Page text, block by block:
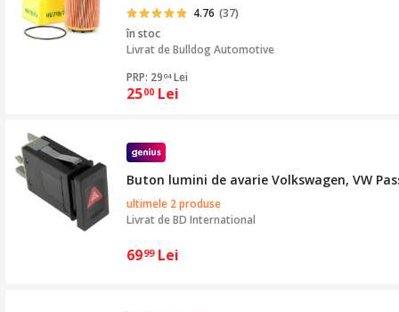
4.76 (37)
în stoc
Livrat deBulldog Automotive
PRP: 29 04 Lei
2500 Lei
Buton lumini de avarie Volkswagen, VW
ultimele 2 produse
Livrat deBD International
6999 Lei